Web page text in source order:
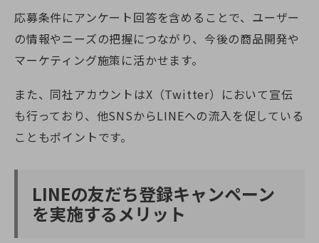
応募条件にアンケート回答を含めることで、ユーザー
の情報やニーズの把握につながり、今後の商品開発や
マーケティング施策に活かせます。
また、同社アカウントはX（Twitter）において宣伝
も行っており、他SNSからLINEへの流入を促している
こともポイントです。
LINEの友だち登録キャンペーン
を実施するメリット